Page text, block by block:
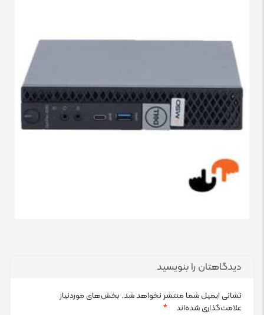
دیدگاهتان را بنویسید
نشانی ایمیل شما منتشر نخواهد شد. بخش‌های موردنیاز
علامت‌گذاری شده‌اند
*